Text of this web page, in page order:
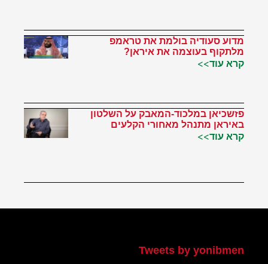
מדוע סעודיה בולמת את טראמפ
מלתקוף בעוצמה את איראן?
קרא עוד>>
פזשכיאן במלכוד-המאבק על השלטון
באיראן מתנהל מאחורי הקלעים
קרא עוד>>
Tweets by yonibmen